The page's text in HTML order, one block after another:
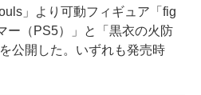
」より可動フィギュア「fig
ー（PS5）」と「黒衣の火防
公開した。いずれも発売時